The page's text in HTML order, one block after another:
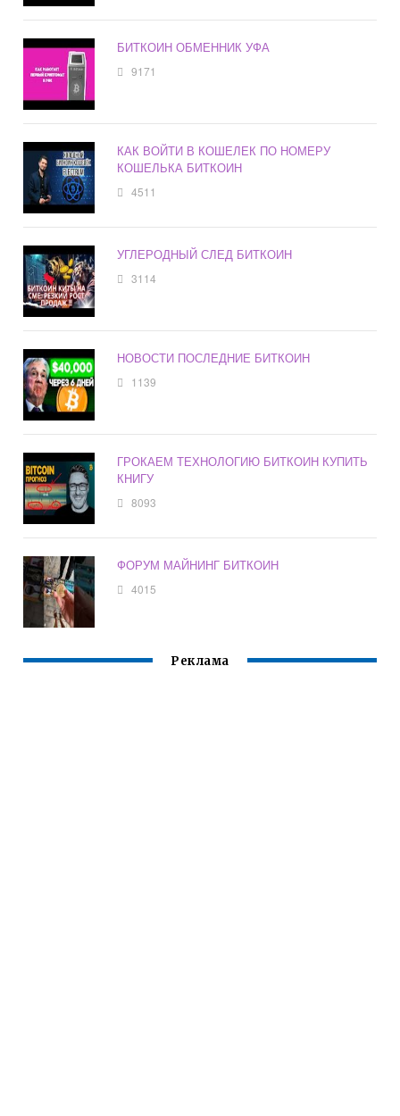
БИТКОИН ОБМЕННИК УФА
9171
КАК ВОЙТИ В КОШЕЛЕК ПО НОМЕРУ
КОШЕЛЬКА БИТКОИН
4511
УГЛЕРОДНЫЙ СЛЕД БИТКОИН
3114
НОВОСТИ ПОСЛЕДНИЕ БИТКОИН
1139
ГРОКАЕМ ТЕХНОЛОГИЮ БИТКОИН КУПИТЬ
КНИГУ
8093
ФОРУМ МАЙНИНГ БИТКОИН
4015
Реклама